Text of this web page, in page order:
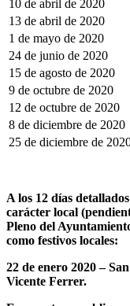
10 de abril de 2020
13 de abril de 2020
1 de mayo de 2020
24 de junio de 2020
15 de agosto de 2020
9 de octubre de 2020
12 de octubre de 2020
8 de diciembre de 2020
25 de diciembre de
A los 12 días
carácter local
Pleno del
como festivos locales:
22 de enero 2020 –
Vicente Ferrer.